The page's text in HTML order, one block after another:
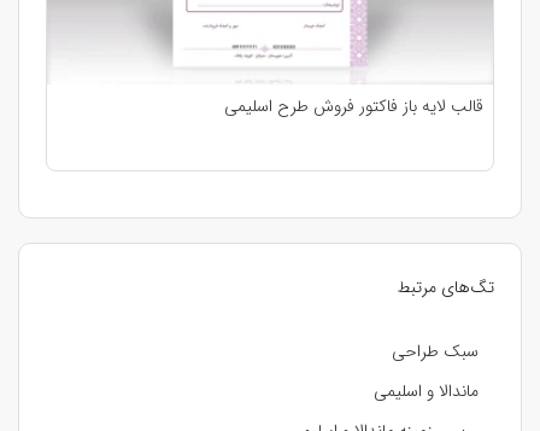
تگ‌های مرتبط
سبک طراحی
ماندالا و اسلیمی
قالب لایه باز فاکتور فروش طرح اسلیمی